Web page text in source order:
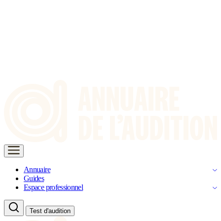
Annuaire
Guides
Espace professionnel
Test d'audition